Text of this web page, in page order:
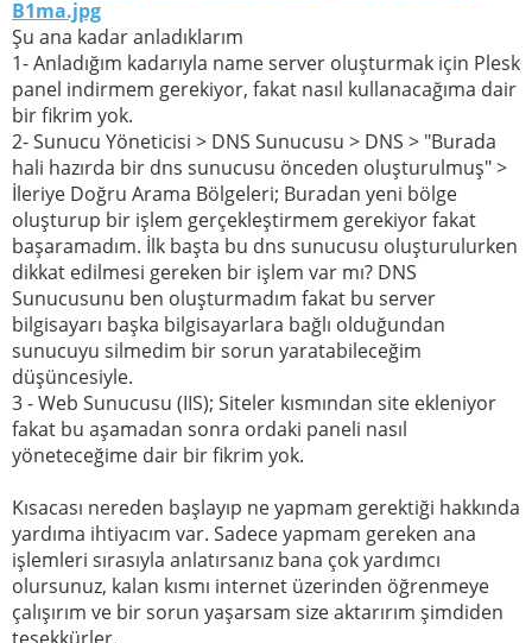
B1ma.jpg
Şu ana kadar anladıklarım
1- Anladığım kadarıyla name server oluşturmak için Plesk
panel indirmem gerekiyor, fakat nasıl kullanacağıma dair
bir fikrim yok.
2- Sunucu Yöneticisi > DNS Sunucusu > DNS > "Burada
hali hazırda bir dns sunucusu önceden oluşturulmuş" >
İleriye Doğru Arama Bölgeleri; Buradan yeni bölge
oluşturup bir işlem gerçekleştirmem gerekiyor fakat
başaramadım. İlk başta bu dns sunucusu oluşturulurken
dikkat edilmesi gereken bir işlem var mı? DNS
Sunucusunu ben oluşturmadım fakat bu server
bilgisayarı başka bilgisayarlara bağlı olduğundan
sunucuyu silmedim bir sorun yaratabileceğim
düşüncesiyle.
3 - Web Sunucusu (IIS); Siteler kısmından site ekleniyor
fakat bu aşamadan sonra ordaki paneli nasıl
yöneteceğime dair bir fikrim yok.
Kısacası nereden başlayıp ne yapmam gerektiği hakkında
yardıma ihtiyacım var. Sadece yapmam gereken ana
işlemleri sırasıyla anlatırsanız bana çok yardımcı
olursunuz, kalan kısmı internet üzerinden öğrenmeye
çalışırım ve bir sorun yaşarsam size aktarırım şimdiden